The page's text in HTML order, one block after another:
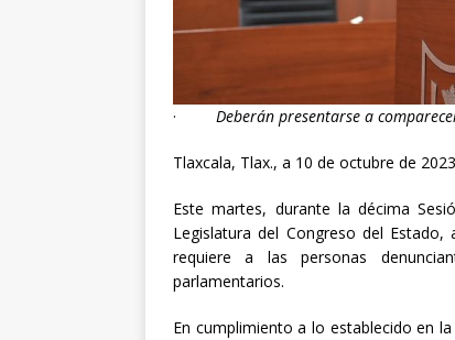
· Deberán presentarse a
Tlaxcala, Tlax., a 10 de octubre de 2023
Este martes, durante la décima
Legislatura del Congreso del
requiere a las personas
parlamentarios.
En cumplimiento a lo establecido en